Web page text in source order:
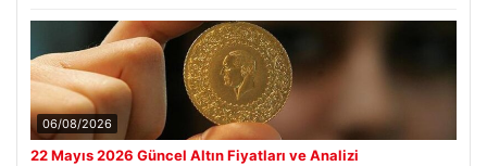
06/08/2026
22 Mayıs 2026 Güncel Altın Fiyatları ve Analizi